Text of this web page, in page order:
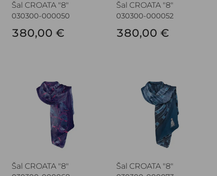
Šal CROATA "8"
030300-000050
380,00 €
Šal CROATA "8"
030300-000052
380,00 €
Šal CROATA "8" Šal CROATA "8"